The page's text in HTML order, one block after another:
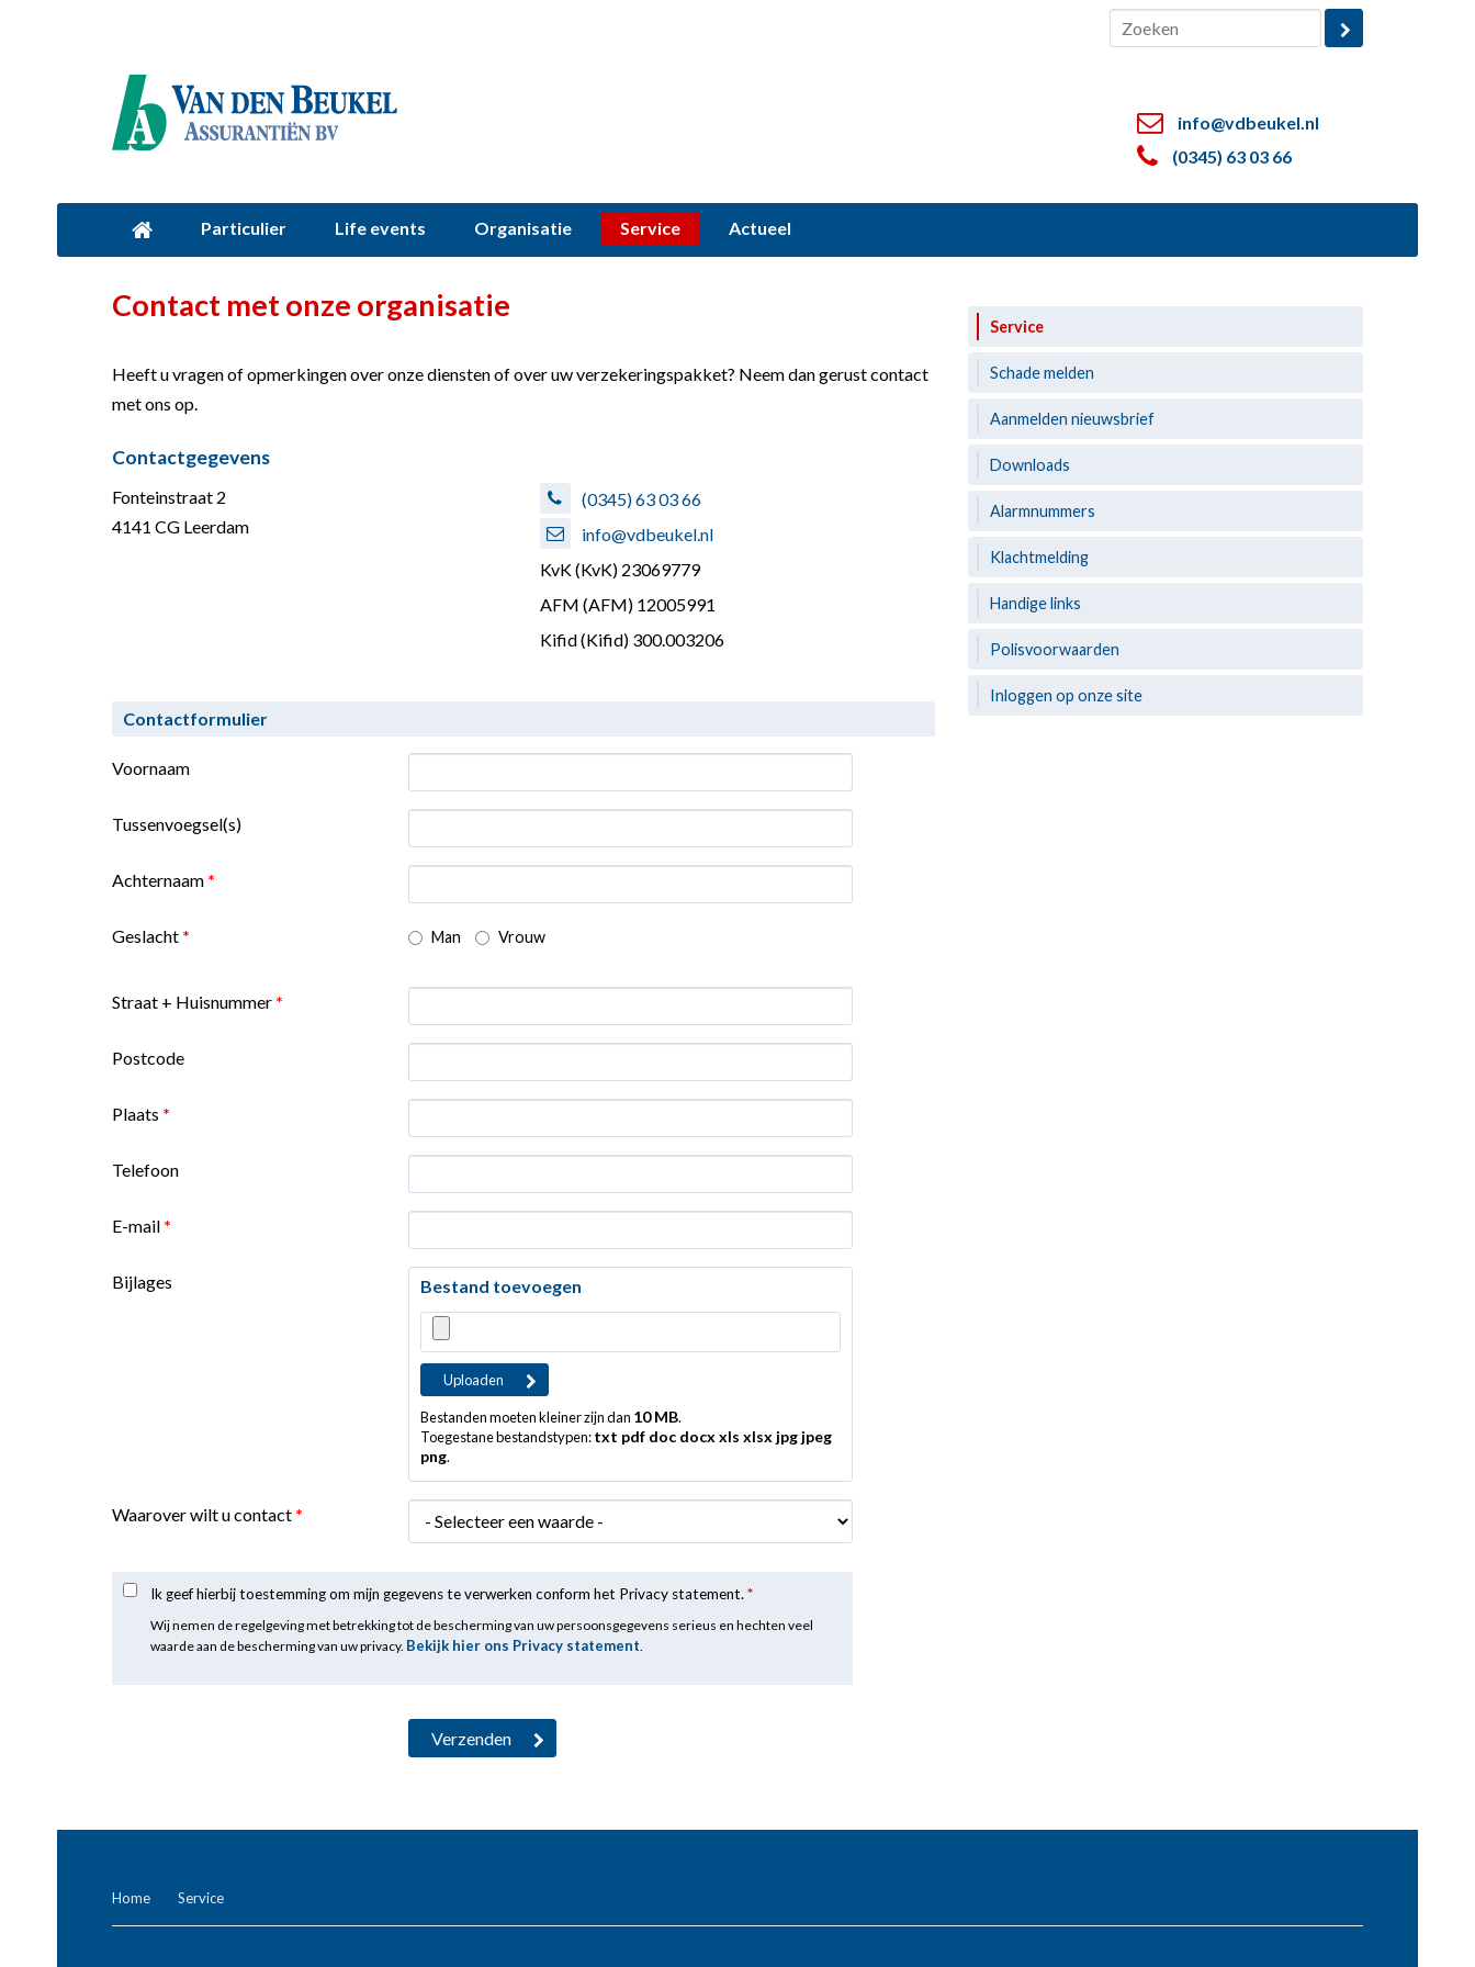
info@vdbeukel.nl
(0345) 63 03 66
Particulier Life events Organisatie Service Actueel
Contact met onze organisatie
Heeft u vragen of opmerkingen over onze diensten of over uw verzekeringspakket? Neem dan gerust contact
met ons op.
Contactgegevens
Fonteinstraat 2
4141 CG Leerdam
(0345) 63 03 66
info@vdbeukel.nl
KvK(KvK) 23069779
AFM (AFM) 12005991
Kifid(Kifid) 300.003206
Contactformulier
Voornaam
Tussenvoegsel(s)
Achternaam *
Geslacht * Man Vrouw
Straat + Huisnummer *
Postcode
Plaats *
Telefoon
E-mail *
Bijlages Bestand toevoegen
Bestanden moeten kleiner zijn dan 10 MB.
Toegestane bestandstypen:txt pdf doc docx xls xlsx jpg jpeg
png.
Waarover wilt u contact *
Ik geef hierbij toestemming om mijn gegevens te verwerken conform het Privacy statement.*
Wij nemen de regelgeving met betrekking tot de bescherming van uw persoonsgegevens serieus en hechten veel
waarde aan de bescherming van uw privacy. Bekijk hier ons Privacy statement
Service
Schade melden
Aanmelden nieuwsbrief
Downloads
Alarmnummers
Klachtmelding
Handige links
Polisvoorwaarden
Inloggen op onze site
Home Service